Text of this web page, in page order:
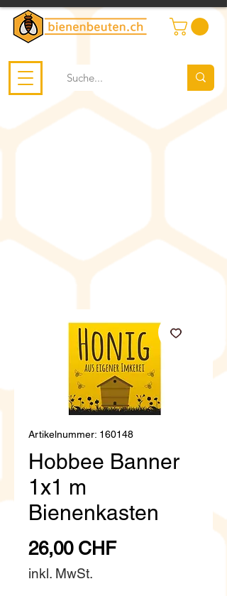
Artikelnummer: 160148
Hobbee Banner
1x1 m
Bienenkasten
26,00 CHFPreis
inkl. MwSt.